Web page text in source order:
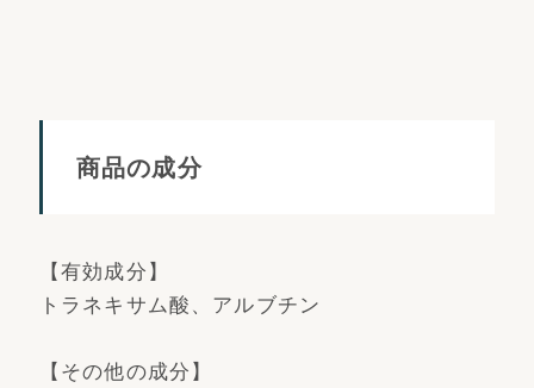
商品の成分
【有効成分】
トラネキサム酸、アルブチン
【その他の成分】